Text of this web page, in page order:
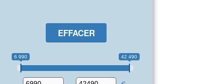
EFFACER
6 990 42 490